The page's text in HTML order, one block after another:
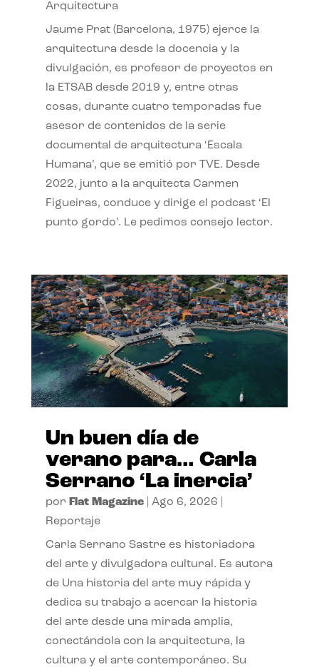
Arquitectura
Jaume Prat (Barcelona, 1975) ejerce la
arquitectura desde la docencia y la
divulgación, es profesor de proyectos en
la ETSAB desde 2019 y, entre otras
cosas, durante cuatro temporadas fue
asesor de contenidos de la serie
documental de arquitectura ‘Escala
Humana’, que se emitió por TVE. Desde
2022, junto a la arquitecta Carmen
Figueiras, conduce y dirige el podcast ‘El
punto gordo’. Le pedimos consejo lector.
Un buen día de
verano para… Carla
Serrano ‘La inercia’
por Flat Magazine| Ago 6, 2026
Reportaje
Carla Serrano Sastre es historiadora
del arte y divulgadora cultural. Es autora
de Una historia del arte muy rápida y
dedica su trabajo a acercar la historia
del arte desde una mirada amplia,
conectándola con la arquitectura, la
cultura y el arte contemporáneo. Su